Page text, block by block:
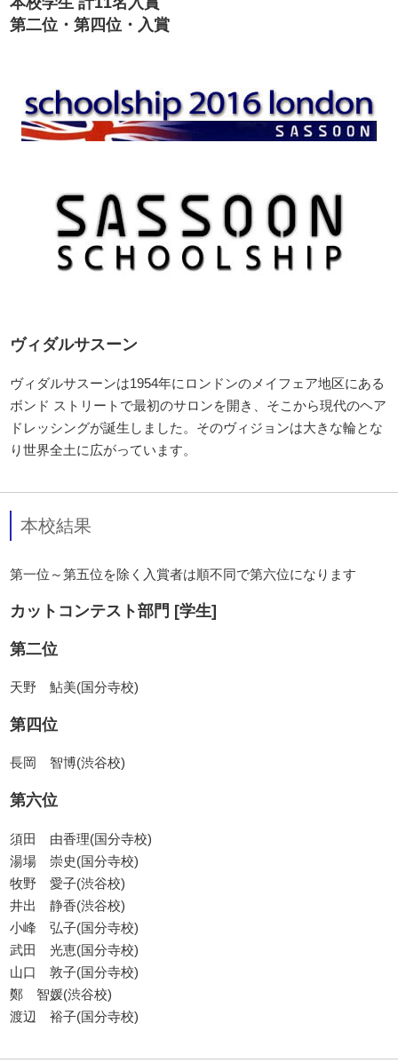
第二位・第四位・入賞
ヴィダルサスーン
ヴィダルサスーンは1954年にロンドンのメイフェア地区にある
ボンド ストリートで最初のサロンを開き、そこから現代のヘア
ドレッシングが誕生しました。そのヴィジョンは大きな輪とな
り世界全土に広がっています。
本校結果
第一位～第五位を除く入賞者は順不同で第六位になります
カットコンテスト部門 [学生]
第二位
天野 鮎美(国分寺校)
第四位
長岡 智博(渋谷校)
第六位
須田 由香理(国分寺校)
湯場 崇史(国分寺校)
牧野 愛子(渋谷校)
井出 静香(渋谷校)
小峰 弘子(国分寺校)
武田 光恵(国分寺校)
山口 敦子(国分寺校)
鄭 智媛(渋谷校)
渡辺 裕子(国分寺校)